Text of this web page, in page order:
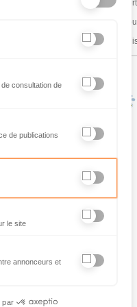
Je
Je
Je
consultation de
site internet, il permet de
de publications
tous les jours sur notre site, ce
visiteur sur le site web, et de
le site
annonceurs et
par